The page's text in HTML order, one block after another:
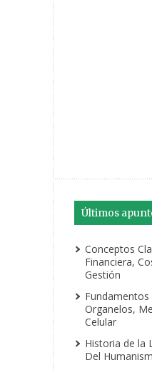
Últimos
Conceptos
Financiera,
Gestión
Fundamentos
Organelos,
Celular
Historia de la
Del